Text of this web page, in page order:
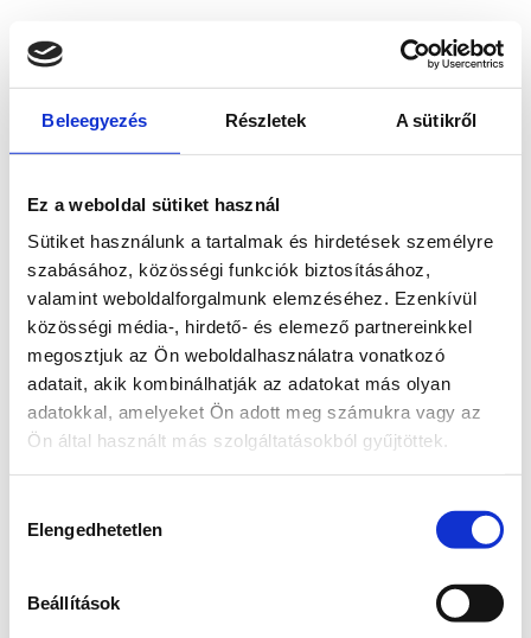
Beleegyezés Részletek A sütikről
Ez a weboldal sütiket használ
Sütiket használunk a tartalmak és hirdetések személyre
szabásához, közösségi funkciók biztosításához,
valamint weboldalforgalmunk elemzéséhez. Ezenkívül
közösségi média-, hirdető- és elemező partnereinkkel
megosztjuk az Ön weboldalhasználatra vonatkozó
adatait, akik kombinálhatják az adatokat más olyan
adatokkal, amelyeket Ön adott meg számukra vagy az
Ön által használt más szolgáltatásokból gyűjtöttek.
kiválasztása
Elengedhetetlen
Beállítások
loadingwww.bicapp.hu
(see the browser console for more